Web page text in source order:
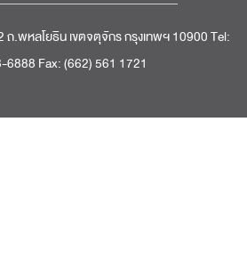
.พหลโยธิน เขตจตุจักร กรุงเทพฯ 10900 Tel:
6888 Fax: (662) 561 1721